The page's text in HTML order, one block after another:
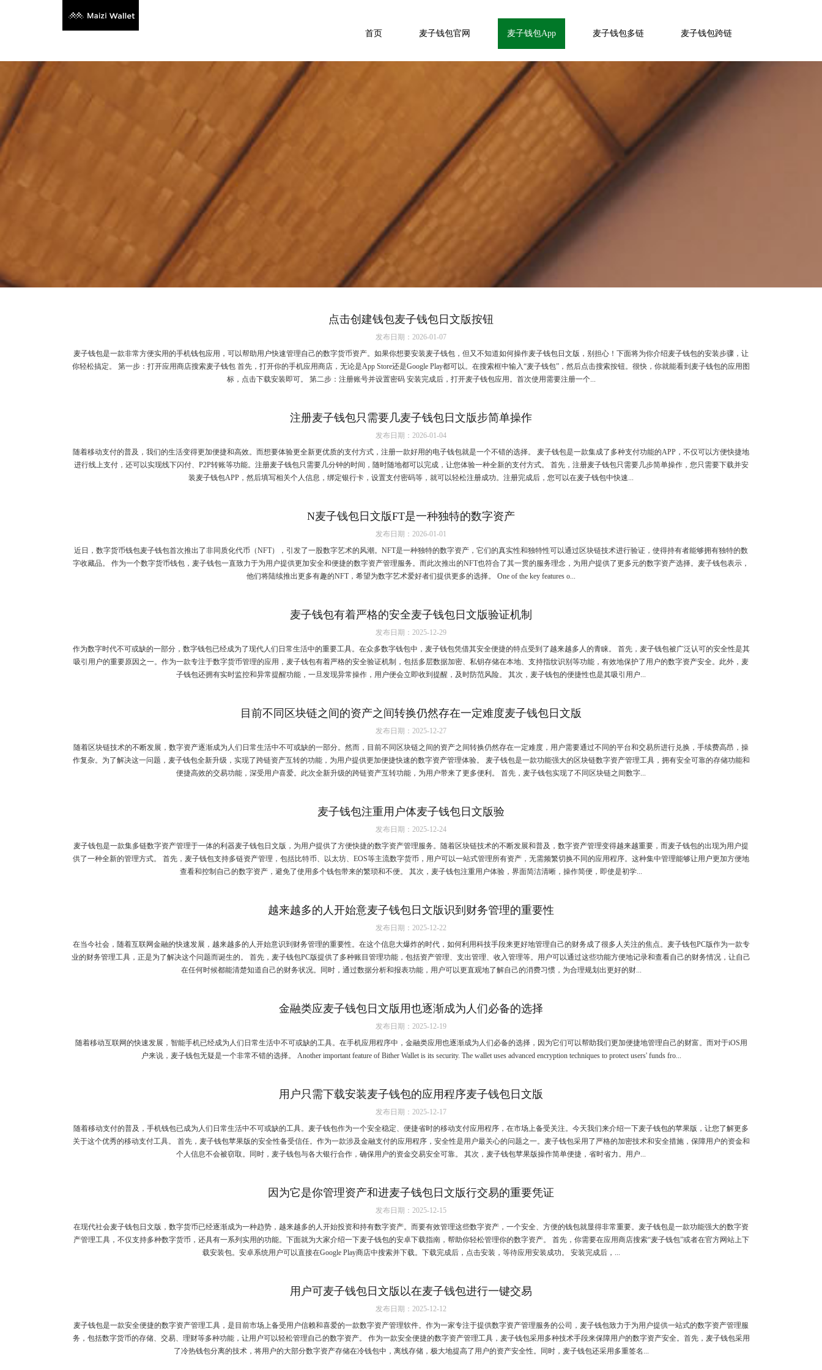
首页 麦子钱包官网 麦子钱包App 麦子钱包多链 麦子钱包跨链
点击创建钱包麦子钱包日文版按钮
发布日期：2026-01-07
麦子钱包是一款非常方便实用的手机钱包应用，可以帮助用户快速管理自己的数字货币资产。如果你想要安装麦子钱包，但又不知道如何操作麦子钱包日文版，别担心！下面将为你介绍麦子钱包的安装步骤，让
你轻松搞定。 第一步：打开应用商店搜索麦子钱包 首先，打开你的手机应用商店，无论是App Store还是Google Play都可以。在搜索框中输入“麦子钱包”，然后点击搜索按钮。很快，你就能看到麦子钱包的应用图
标，点击下载安装即可。 第二步：注册账号并设置密码 安装完成后，打开麦子钱包应用。首次使用需要注册一个...
注册麦子钱包只需要几麦子钱包日文版步简单操作
发布日期：2026-01-04
随着移动支付的普及，我们的生活变得更加便捷和高效。而想要体验更全新更优质的支付方式，注册一款好用的电子钱包就是一个不错的选择。 麦子钱包是一款集成了多种支付功能的APP，不仅可以方便快捷地
进行线上支付，还可以实现线下闪付、P2P转账等功能。注册麦子钱包只需要几分钟的时间，随时随地都可以完成，让您体验一种全新的支付方式。 首先，注册麦子钱包只需要几步简单操作，您只需要下载并安
装麦子钱包APP，然后填写相关个人信息，绑定银行卡，设置支付密码等，就可以轻松注册成功。注册完成后，您可以在麦子钱包中快速...
N麦子钱包日文版FT是一种独特的数字资产
发布日期：2026-01-01
近日，数字货币钱包麦子钱包首次推出了非同质化代币（NFT），引发了一股数字艺术的风潮。NFT是一种独特的数字资产，它们的真实性和独特性可以通过区块链技术进行验证，使得持有者能够拥有独特的数
字收藏品。 作为一个数字货币钱包，麦子钱包一直致力于为用户提供更加安全和便捷的数字资产管理服务。而此次推出的NFT也符合了其一贯的服务理念，为用户提供了更多元的数字资产选择。麦子钱包表示，
他们将陆续推出更多有趣的NFT，希望为数字艺术爱好者们提供更多的选择。 One of the key features o...
麦子钱包有着严格的安全麦子钱包日文版验证机制
发布日期：2025-12-29
作为数字时代不可或缺的一部分，数字钱包已经成为了现代人们日常生活中的重要工具。在众多数字钱包中，麦子钱包凭借其安全便捷的特点受到了越来越多人的青睐。 首先，麦子钱包被广泛认可的安全性是其
吸引用户的重要原因之一。作为一款专注于数字货币管理的应用，麦子钱包有着严格的安全验证机制，包括多层数据加密、私钥存储在本地、支持指纹识别等功能，有效地保护了用户的数字资产安全。此外，麦
子钱包还拥有实时监控和异常提醒功能，一旦发现异常操作，用户便会立即收到提醒，及时防范风险。 其次，麦子钱包的便捷性也是其吸引用户...
目前不同区块链之间的资产之间转换仍然存在一定难度麦子钱包日文版
发布日期：2025-12-27
随着区块链技术的不断发展，数字资产逐渐成为人们日常生活中不可或缺的一部分。然而，目前不同区块链之间的资产之间转换仍然存在一定难度，用户需要通过不同的平台和交易所进行兑换，手续费高昂，操
作复杂。为了解决这一问题，麦子钱包全新升级，实现了跨链资产互转的功能，为用户提供更加便捷快速的数字资产管理体验。 麦子钱包是一款功能强大的区块链数字资产管理工具，拥有安全可靠的存储功能和
便捷高效的交易功能，深受用户喜爱。此次全新升级的跨链资产互转功能，为用户带来了更多便利。 首先，麦子钱包实现了不同区块链之间数字...
麦子钱包注重用户体麦子钱包日文版验
发布日期：2025-12-24
麦子钱包是一款集多链数字资产管理于一体的利器麦子钱包日文版，为用户提供了方便快捷的数字资产管理服务。随着区块链技术的不断发展和普及，数字资产管理变得越来越重要，而麦子钱包的出现为用户提
供了一种全新的管理方式。 首先，麦子钱包支持多链资产管理，包括比特币、以太坊、EOS等主流数字货币，用户可以一站式管理所有资产，无需频繁切换不同的应用程序。这种集中管理能够让用户更加方便地
查看和控制自己的数字资产，避免了使用多个钱包带来的繁琐和不便。 其次，麦子钱包注重用户体验，界面简洁清晰，操作简便，即使是初学...
越来越多的人开始意麦子钱包日文版识到财务管理的重要性
发布日期：2025-12-22
在当今社会，随着互联网金融的快速发展，越来越多的人开始意识到财务管理的重要性。在这个信息大爆炸的时代，如何利用科技手段来更好地管理自己的财务成了很多人关注的焦点。麦子钱包PC版作为一款专
业的财务管理工具，正是为了解决这个问题而诞生的。 首先，麦子钱包PC版提供了多种账目管理功能，包括资产管理、支出管理、收入管理等。用户可以通过这些功能方便地记录和查看自己的财务情况，让自己
在任何时候都能清楚知道自己的财务状况。同时，通过数据分析和报表功能，用户可以更直观地了解自己的消费习惯，为合理规划出更好的财...
金融类应麦子钱包日文版用也逐渐成为人们必备的选择
发布日期：2025-12-19
随着移动互联网的快速发展，智能手机已经成为人们日常生活中不可或缺的工具。在手机应用程序中，金融类应用也逐渐成为人们必备的选择，因为它们可以帮助我们更加便捷地管理自己的财富。而对于iOS用
户来说，麦子钱包无疑是一个非常不错的选择。 Another important feature of Bither Wallet is its security. The wallet uses advanced encryption techniques to protect users' funds fro...
用户只需下载安装麦子钱包的应用程序麦子钱包日文版
发布日期：2025-12-17
随着移动支付的普及，手机钱包已成为人们日常生活中不可或缺的工具。麦子钱包作为一个安全稳定、便捷省时的移动支付应用程序，在市场上备受关注。今天我们来介绍一下麦子钱包的苹果版，让您了解更多
关于这个优秀的移动支付工具。 首先，麦子钱包苹果版的安全性备受信任。作为一款涉及金融支付的应用程序，安全性是用户最关心的问题之一。麦子钱包采用了严格的加密技术和安全措施，保障用户的资金和
个人信息不会被窃取。同时，麦子钱包与各大银行合作，确保用户的资金交易安全可靠。 其次，麦子钱包苹果版操作简单便捷，省时省力。用户...
因为它是你管理资产和进麦子钱包日文版行交易的重要凭证
发布日期：2025-12-15
在现代社会麦子钱包日文版，数字货币已经逐渐成为一种趋势，越来越多的人开始投资和持有数字资产。而要有效管理这些数字资产，一个安全、方便的钱包就显得非常重要。麦子钱包是一款功能强大的数字资
产管理工具，不仅支持多种数字货币，还具有一系列实用的功能。下面就为大家介绍一下麦子钱包的安卓下载指南，帮助你轻松管理你的数字资产。 首先，你需要在应用商店搜索“麦子钱包”或者在官方网站上下
载安装包。安卓系统用户可以直接在Google Play商店中搜索并下载。下载完成后，点击安装，等待应用安装成功。 安装完成后，...
用户可麦子钱包日文版以在麦子钱包进行一键交易
发布日期：2025-12-12
麦子钱包是一款安全便捷的数字资产管理工具，是目前市场上备受用户信赖和喜爱的一款数字资产管理软件。作为一家专注于提供数字资产管理服务的公司，麦子钱包致力于为用户提供一站式的数字资产管理服
务，包括数字货币的存储、交易、理财等多种功能，让用户可以轻松管理自己的数字资产。 作为一款安全便捷的数字资产管理工具，麦子钱包采用多种技术手段来保障用户的数字资产安全。首先，麦子钱包采用
了冷热钱包分离的技术，将用户的大部分数字资产存储在冷钱包中，离线存储，极大地提高了用户的资产安全性。同时，麦子钱包还采用多重签名...